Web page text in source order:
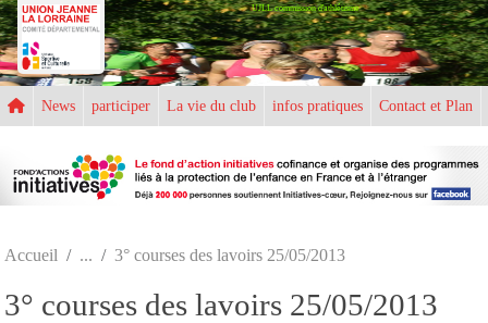
UJLL commission d'athlétisme
News participer La vie du club infos pratiques Contact et Plan
Accueil 3° courses des lavoirs 25/05/2013
3° courses des lavoirs 25/05/2013
Panneau de gestion des cookies